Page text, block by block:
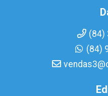
(84)
(84)